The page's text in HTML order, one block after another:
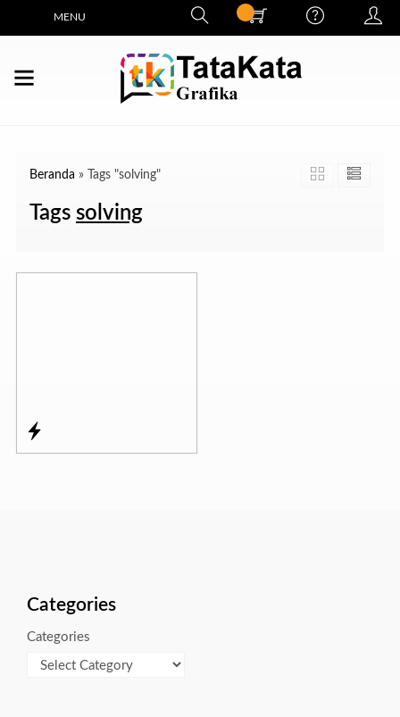
MENU
Beranda » Tags "solving"
Tags solving
Categories
Categories